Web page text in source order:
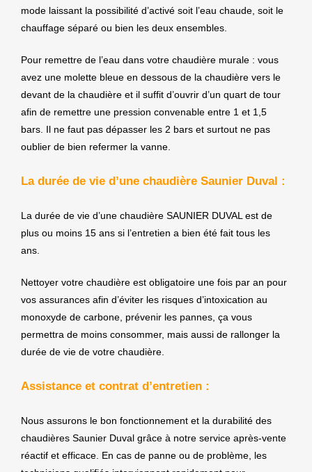
mode laissant la possibilité d’activé soit l’eau chaude, soit le
chauffage séparé ou bien les deux ensembles.
Pour remettre de l’eau dans votre chaudière murale : vous
avez une molette bleue en dessous de la chaudière vers le
devant de la chaudière et il suffit d’ouvrir d’un quart de tour
afin de remettre une pression convenable entre 1 et 1,5
bars. Il ne faut pas dépasser les 2 bars et surtout ne pas
oublier de bien refermer la vanne.
La durée de vie d’une chaudière Saunier Duval :
La durée de vie d’une chaudière SAUNIER DUVAL est de
plus ou moins 15 ans si l’entretien a bien été fait tous les
ans.
Nettoyer votre chaudière est obligatoire une fois par an pour
vos assurances afin d’éviter les risques d’intoxication au
monoxyde de carbone, prévenir les pannes, ça vous
permettra de moins consommer, mais aussi de rallonger la
durée de vie de votre chaudière.
Assistance et contrat d’entretien :
Nous assurons le bon fonctionnement et la durabilité des
chaudières Saunier Duval grâce à notre service après-vente
réactif et efficace. En cas de panne ou de problème, les